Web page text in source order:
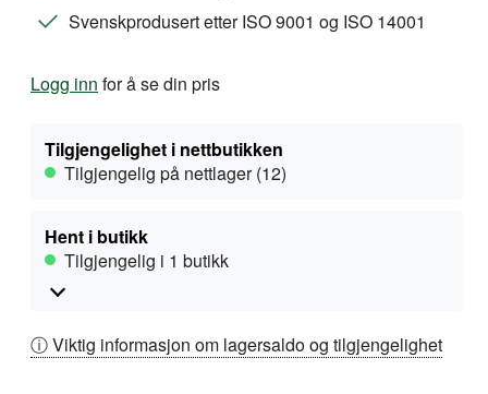
Svenskprodusert etter ISO 9001 og ISO 14001
Logg inn for å se din pris
Tilgjengelighet i nettbutikken
Tilgjengelig på nettlager (12)
Hent i butikk
Tilgjengelig i 1 butikk
ⓘ Viktig informasjon om lagersaldo og tilgjengelighet